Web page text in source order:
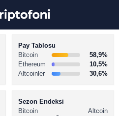
Pay Tablosu
Bitcoin
58,9%
Ethereum
10,5%
Altcoinler
30,6%
Sezon Endeksi
Bitcoin
Altcoin